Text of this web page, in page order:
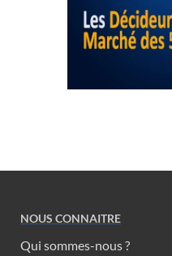
NOUS CONNAITRE
Qui sommes-nous ?